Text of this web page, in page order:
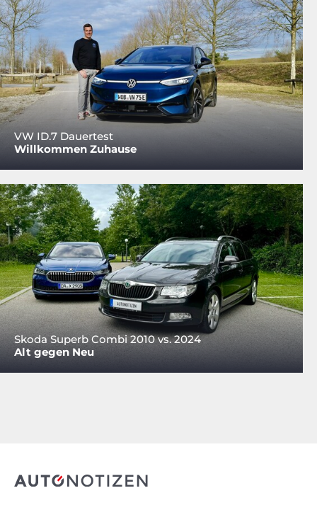
VW ID.7 Dauertest
Willkommen Zuhause
Skoda Superb Combi 2010 vs. 2024
Alt gegen Neu